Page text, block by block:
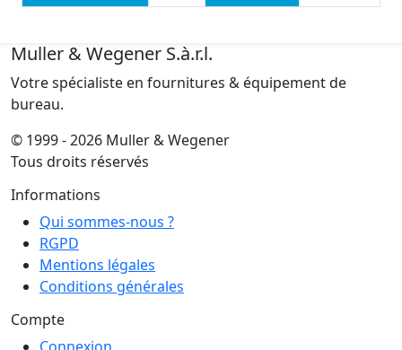
Muller & Wegener S.à.r.l.
Votre spécialiste en fournitures & équipement de
bureau.
© 1999 - 2026 Muller & Wegener
Tous droits réservés
Informations
Qui sommes-nous ?
RGPD
Mentions légales
Conditions générales
Compte